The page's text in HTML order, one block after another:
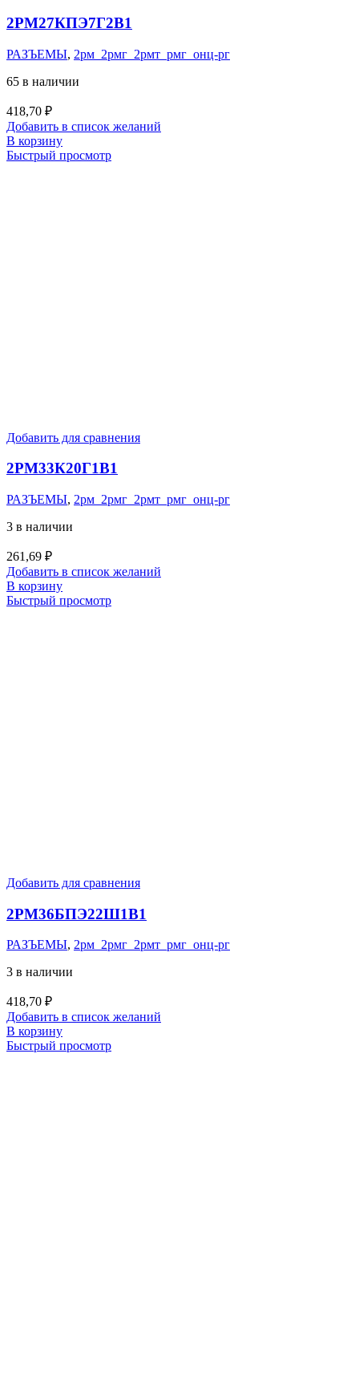
2РМ27КПЭ7Г2В1
РАЗЪЕМЫ, 2рм_2рмг_2рмт_рмг_онц-рг
65 в наличии
418,70 ₽
Добавить в список желаний
В корзину
Быстрый просмотр
Добавить для сравнения
2РМ33К20Г1В1
РАЗЪЕМЫ, 2рм_2рмг_2рмт_рмг_онц-рг
3 в наличии
261,69 ₽
Добавить в список желаний
В корзину
Быстрый просмотр
Добавить для сравнения
2РМ36БПЭ22Ш1В1
РАЗЪЕМЫ, 2рм_2рмг_2рмт_рмг_онц-рг
3 в наличии
418,70 ₽
Добавить в список желаний
В корзину
Быстрый просмотр